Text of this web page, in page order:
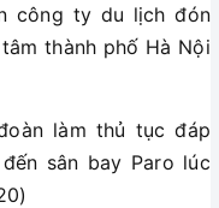
công ty du lịch đón
thành phố Hà Nội
làm thủ tục đáp
sân bay Paro lúc